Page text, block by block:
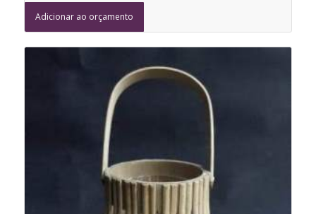
Adicionar ao orçamento